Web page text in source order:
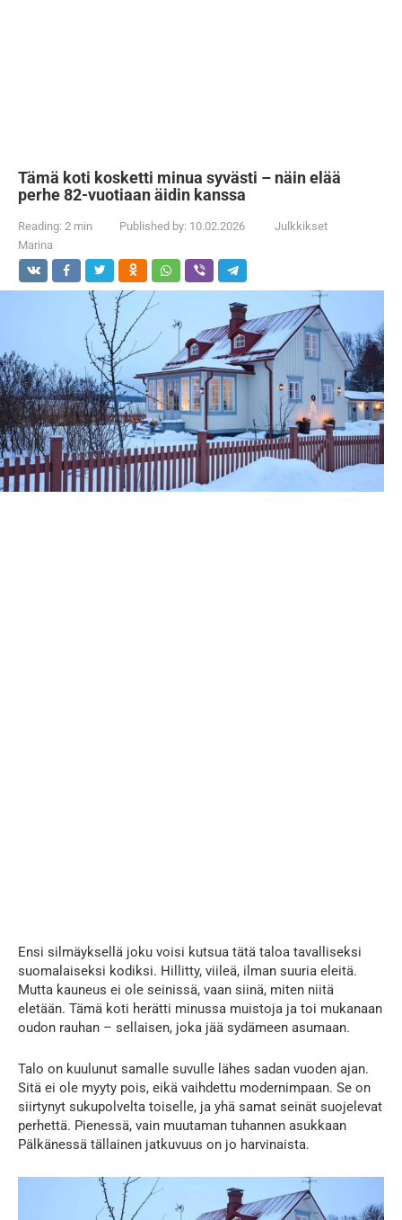
Tämä koti kosketti minua syvästi – näin elää
perhe 82-vuotiaan äidin kanssa
Reading: 2 min Published by: 10.02.2026
Julkkikset
Marina
Ensi silmäyksellä joku voisi kutsua tätä taloa tavalliseksi
suomalaiseksi kodiksi. Hillitty, viileä, ilman suuria eleitä.
Mutta kauneus ei ole seinissä, vaan siinä, miten niitä
eletään. Tämä koti herätti minussa muistoja ja toi mukanaan
oudon rauhan – sellaisen, joka jää sydämeen asumaan.
Talo on kuulunut samalle suvulle lähes sadan vuoden ajan.
Sitä ei ole myyty pois, eikä vaihdettu modernimpaan. Se on
siirtynyt sukupolvelta toiselle, ja yhä samat seinät suojelevat
perhettä. Pienessä, vain muutaman tuhannen asukkaan
Pälkänessä tällainen jatkuvuus on jo harvinaista.